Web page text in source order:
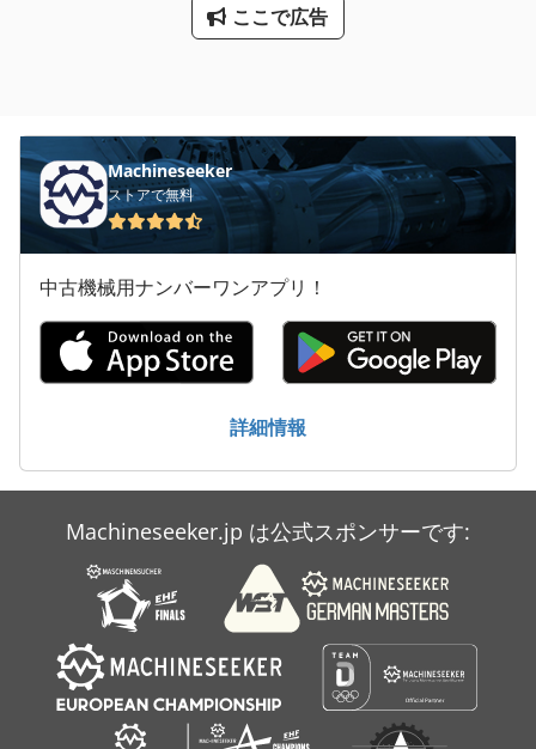
ここで広告
Machineseeker
ストアで無料
中古機械用ナンバーワンアプリ！
詳細情報
Machineseeker.jp は公式スポンサーです: